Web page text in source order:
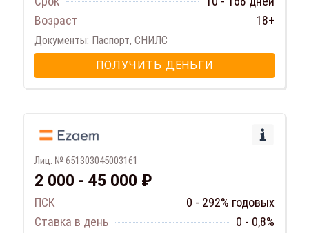
Возраст
18+
Документы: Паспорт, СНИЛС
ПОЛУЧИТЬ ДЕНЬГИ
Лиц. № 651303045003161
2 000 - 45 000 ₽
ПСК
0 - 292% годовых
Ставка в день
0 - 0,8%